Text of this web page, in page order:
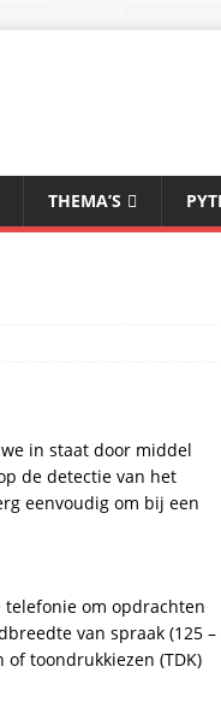
THEMA’S
in staat door middel
de detectie van het
eenvoudig om bij een
om opdrachten
van spraak (125 –
of toondrukkiezen (TDK)